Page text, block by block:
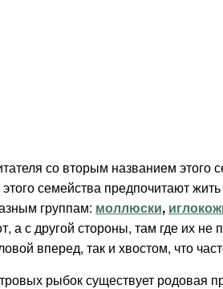
со вторым названием этого
семейства предпочитают
группам: моллюски,
а с другой стороны, там где их
вперед, так и хвостом, что
рыбок существует родовая